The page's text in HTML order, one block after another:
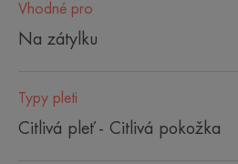
Vhodné pro
Na zátylku
Typy pleti
Citlivá pleť - Citlivá pokožka